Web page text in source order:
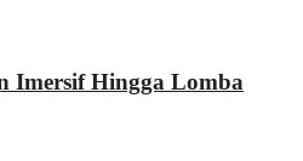
Imersif Hingga Lomba